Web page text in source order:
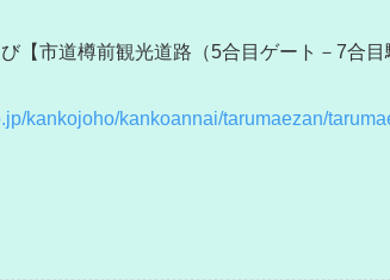
【市道樽前観光道路（5合目ゲート－7合目
kankojoho/kankoannai/tarumaezan/